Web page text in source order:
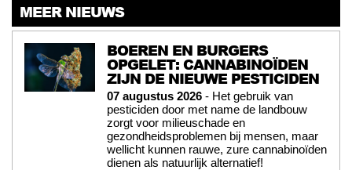
MEER NIEUWS
BOEREN EN BURGERS
OPGELET: CANNABINOÏDEN
ZIJN DE NIEUWE PESTICIDEN
07 augustus 2026 - Het gebruik van
pesticiden door met name de landbouw
zorgt voor milieuschade en
gezondheidsproblemen bij mensen, maar
wellicht kunnen rauwe, zure cannabinoïden
dienen als natuurlijk alternatief!